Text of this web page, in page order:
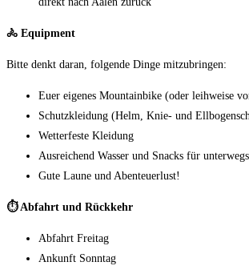
🚴 Equipment
Bitte denkt daran, folgende Dinge mitzubringen:
Euer eigenes Mountainbike (oder leihweise
Schutzkleidung (Helm, Knie- und
Wetterfeste Kleidung
Ausreichend Wasser und Snacks für unterwegs
Gute Laune und Abenteuerlust!
⏱️Abfahrt und Rückkehr
Abfahrt Freitag
Ankunft Sonntag